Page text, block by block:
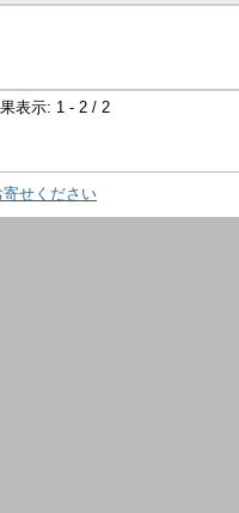
表示: 1 - 2 / 2
せください